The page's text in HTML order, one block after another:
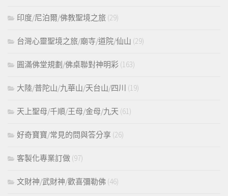
印度/尼泊爾/佛教聖境之旅 (29)
台灣心靈聖境之旅/廟寺/道院/仙山 (29)
圓滿佛堂規劃/佛桌聯對神明彩 (163)
大陸/普陀山/九華山/天台山/四川 (19)
天上聖母/千順/王母/金母/九天 (61)
好奇寶寶/常見的問與答分享 (26)
客製化專業訂做 (97)
文財神/武財神/歡喜彌勒佛 (46)